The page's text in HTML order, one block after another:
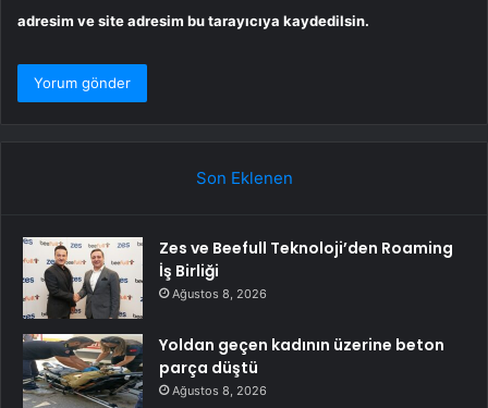
adresim ve site adresim bu tarayıcıya kaydedilsin.
Son Eklenen
Zes ve Beefull Teknoloji’den Roaming
İş Birliği
Ağustos 8, 2026
Yoldan geçen kadının üzerine beton
parça düştü
Ağustos 8, 2026